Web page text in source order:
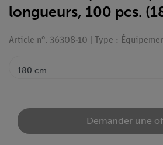
longueurs, 100 pcs.
Article n°. 36308-10 | Type :
Demander une